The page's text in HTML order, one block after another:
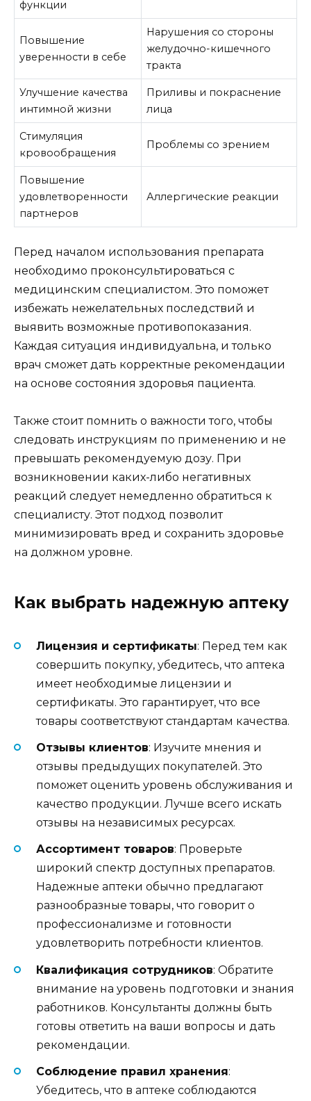
функции
Повышение
уверенности в себе
Нарушения со стороны
желудочно-кишечного
тракта
Улучшение качества
интимной жизни
Приливы и покраснение
лица
Стимуляция
кровообращения
Проблемы со зрением
Повышение
удовлетворенности
партнеров
Аллергические реакции
Перед началом использования препарата
необходимо проконсультироваться с
медицинским специалистом. Это поможет
избежать нежелательных последствий и
выявить возможные противопоказания.
Каждая ситуация индивидуальна, и только
врач сможет дать корректные рекомендации
на основе состояния здоровья пациента.
Также стоит помнить о важности того, чтобы
следовать инструкциям по применению и не
превышать рекомендуемую дозу. При
возникновении каких-либо негативных
реакций следует немедленно обратиться к
специалисту. Этот подход позволит
минимизировать вред и сохранить здоровье
на должном уровне.
Как выбрать надежную аптеку
Лицензия и сертификаты: Перед тем как
совершить покупку, убедитесь, что аптека
имеет необходимые лицензии и
сертификаты. Это гарантирует, что все
товары соответствуют стандартам качества.
Отзывы клиентов: Изучите мнения и
отзывы предыдущих покупателей. Это
поможет оценить уровень обслуживания и
качество продукции. Лучше всего искать
отзывы на независимых ресурсах.
Ассортимент товаров: Проверьте
широкий спектр доступных препаратов.
Надежные аптеки обычно предлагают
разнообразные товары, что говорит о
профессионализме и готовности
удовлетворить потребности клиентов.
Квалификация сотрудников: Обратите
внимание на уровень подготовки и знания
работников. Консультанты должны быть
готовы ответить на ваши вопросы и дать
рекомендации.
Соблюдение правил хранения:
Убедитесь, что в аптеке соблюдаются